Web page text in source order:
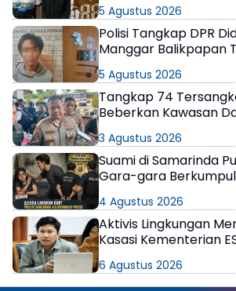
5 Agustus 2026
Polisi Tangkap DPR
Manggar Balikpapan
5 Agustus 2026
Tangkap 74
Beberkan Kawasan
3 Agustus 2026
Suami di Samarinda
Gara-gara
4 Agustus 2026
Aktivis Lingkungan
Kasasi Kementerian
Publik
6 Agustus 2026